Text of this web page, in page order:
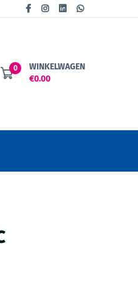
0
WINKELWAGEN
€0.00